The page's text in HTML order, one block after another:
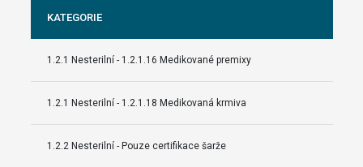
KATEGORIE
1.2.1 Nesterilní - 1.2.1.16 Medikované premixy
1.2.1 Nesterilní - 1.2.1.18 Medikovaná krmiva
1.2.2 Nesterilní - Pouze certifikace šarže